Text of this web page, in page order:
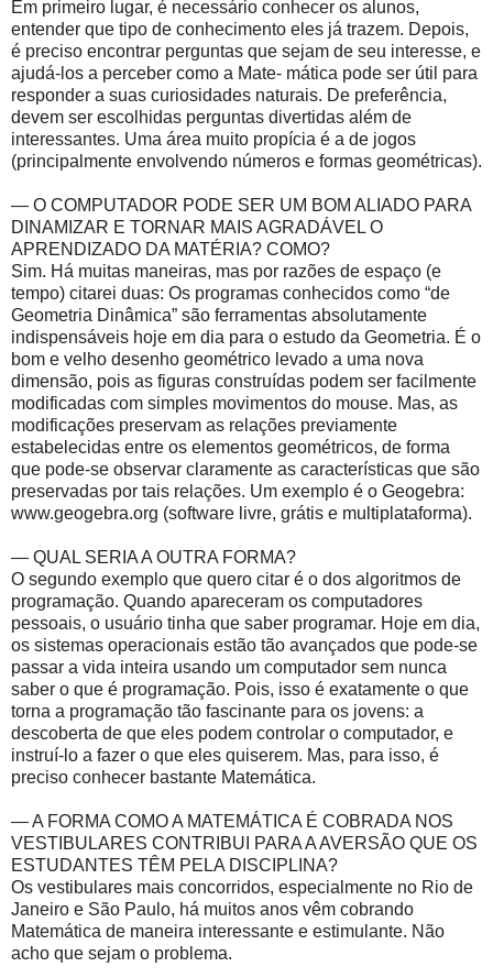
Em primeiro lugar, é necessário conhecer os alunos,
entender que tipo de conhecimento eles já trazem. Depois,
é preciso encontrar perguntas que sejam de seu interesse, e
ajudá-los a perceber como a Mate- mática pode ser útil para
responder a suas curiosidades naturais. De preferência,
devem ser escolhidas perguntas divertidas além de
interessantes. Uma área muito propícia é a de jogos
(principalmente envolvendo números e formas geométricas).
— O COMPUTADOR PODE SER UM BOM ALIADO PARA
DINAMIZAR E TORNAR MAIS AGRADÁVEL O
APRENDIZADO DA MATÉRIA? COMO?
Sim. Há muitas maneiras, mas por razões de espaço (e
tempo) citarei duas: Os programas conhecidos como “de
Geometria Dinâmica” são ferramentas absolutamente
indispensáveis hoje em dia para o estudo da Geometria. É o
bom e velho desenho geométrico levado a uma nova
dimensão, pois as figuras construídas podem ser facilmente
modificadas com simples movimentos do mouse. Mas, as
modificações preservam as relações previamente
estabelecidas entre os elementos geométricos, de forma
que pode-se observar claramente as características que são
preservadas por tais relações. Um exemplo é o Geogebra:
www.geogebra.org (software livre, grátis e multiplataforma).
— QUAL SERIA A OUTRA FORMA?
O segundo exemplo que quero citar é o dos algoritmos de
programação. Quando apareceram os computadores
pessoais, o usuário tinha que saber programar. Hoje em dia,
os sistemas operacionais estão tão avançados que pode-se
passar a vida inteira usando um computador sem nunca
saber o que é programação. Pois, isso é exatamente o que
torna a programação tão fascinante para os jovens: a
descoberta de que eles podem controlar o computador, e
instruí-lo a fazer o que eles quiserem. Mas, para isso, é
preciso conhecer bastante Matemática.
— A FORMA COMO A MATEMÁTICA É COBRADA NOS
VESTIBULARES CONTRIBUI PARA A AVERSÃO QUE OS
ESTUDANTES TÊM PELA DISCIPLINA?
Os vestibulares mais concorridos, especialmente no Rio de
Janeiro e São Paulo, há muitos anos vêm cobrando
Matemática de maneira interessante e estimulante. Não
acho que sejam o problema.